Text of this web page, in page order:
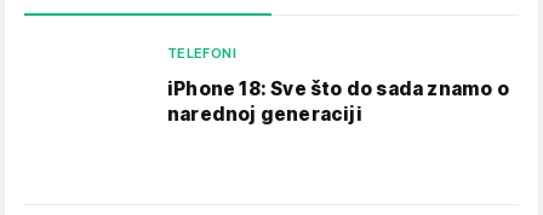
TELEFONI
iPhone 18: Sve što do sada znamo o
narednoj generaciji